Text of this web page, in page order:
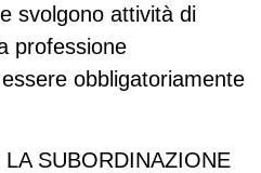
svolgono attività di
professione
obbligatoriamente
SUBORDINAZIONE